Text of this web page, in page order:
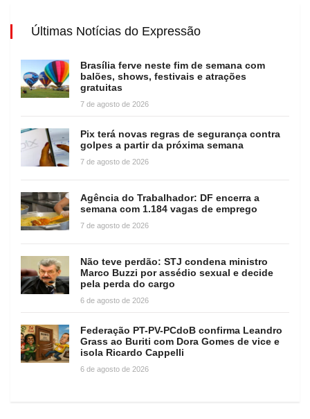
Últimas Notícias do Expressão
Brasília ferve neste fim de semana com
balões, shows, festivais e atrações
gratuitas
7 de agosto de 2026
Pix terá novas regras de segurança contra
golpes a partir da próxima semana
7 de agosto de 2026
Agência do Trabalhador: DF encerra a
semana com 1.184 vagas de emprego
7 de agosto de 2026
Não teve perdão: STJ condena ministro
Marco Buzzi por assédio sexual e decide
pela perda do cargo
6 de agosto de 2026
Federação PT-PV-PCdoB confirma Leandro
Grass ao Buriti com Dora Gomes de vice e
isola Ricardo Cappelli
6 de agosto de 2026